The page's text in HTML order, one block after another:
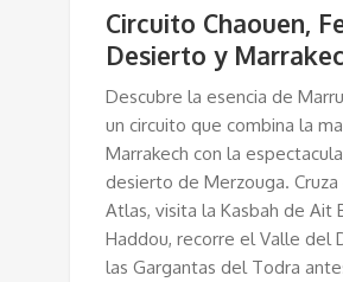
Circuito Chaouen,
Desierto y
Descubre la esencia de
un circuito que combina la
Marrakech con la
desierto de Merzouga.
Atlas, visita la Kasbah de Ait
Haddou, recorre el Valle del
las Gargantas del Todra